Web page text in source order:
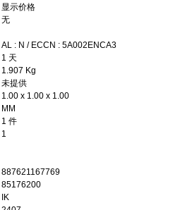
显示价格
无
AL : N / ECCN : 5A002ENCA3
1 天
1.907 Kg
未提供
1.00 x 1.00 x 1.00
MM
1 件
1
887621167769
85176200
IK